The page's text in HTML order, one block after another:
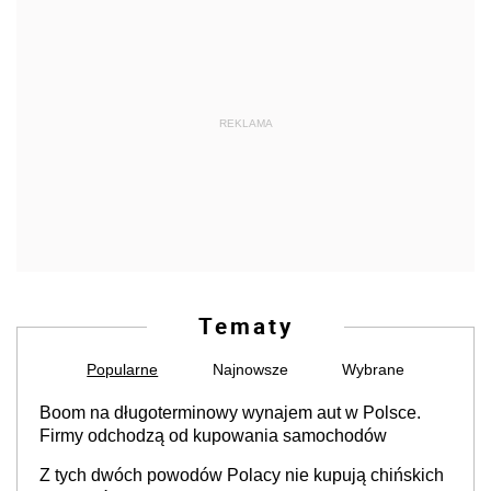
REKLAMA
Tematy
Popularne Najnowsze Wybrane
Boom na długoterminowy wynajem aut w Polsce.
Firmy odchodzą od kupowania samochodów
Z tych dwóch powodów Polacy nie kupują chińskich